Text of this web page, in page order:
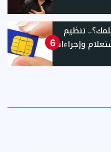
6
تنظيم
وإجراءات